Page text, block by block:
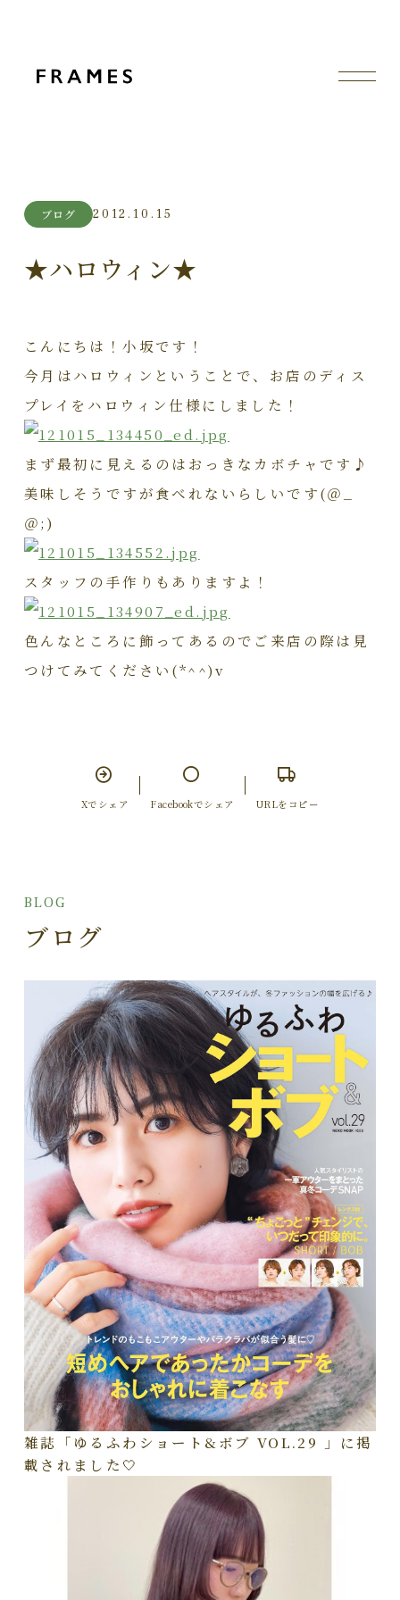
ブログ 2012.10.15
★ハロウィン★
こんにちは！小坂です！
今月はハロウィンということで、お店のディス
プレイをハロウィン仕様にしました！
まず最初に見えるのはおっきなカボチャです♪
美味しそうですが食べれないらしいです(＠_
＠;)
スタッフの手作りもありますよ！
色んなところに飾ってあるのでご来店の際は見
つけてみてください(*^^)v
Xでシェア Facebookでシェア URLをコピー
BLOG
ブログ
雑誌「ゆるふわショート&ボブ VOL.29 」に掲
載されました🤍